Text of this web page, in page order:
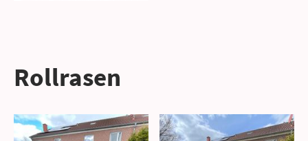
Rollrasen